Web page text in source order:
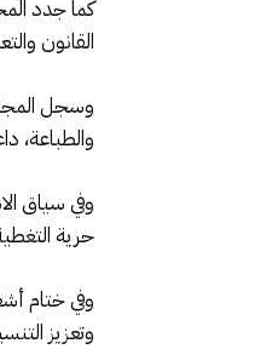
كما جدد
القانون
وسجل
والطباعة،
وفي سياق
حرية
وفي ختام
وتعزيز